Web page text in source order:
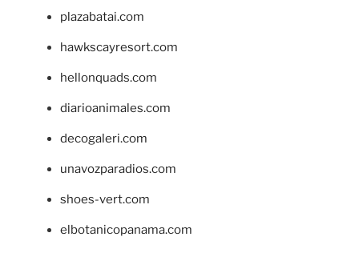
plazabatai.com
hawkscayresort.com
hellonquads.com
diarioanimales.com
decogaleri.com
unavozparadios.com
shoes-vert.com
elbotanicopanama.com